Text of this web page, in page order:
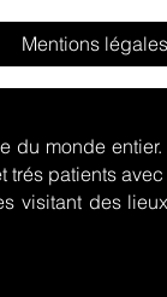
Mentions légales
monde entier.
trés patients
visitant des